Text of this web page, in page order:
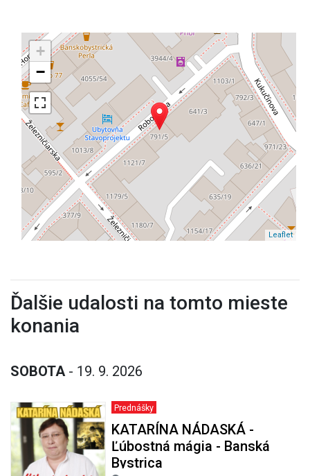
+
−
Leaflet
Ďalšie udalosti na tomto mieste
konania
SOBOTA - 19. 9. 2026
Prednášky
KATARÍNA NÁDASKÁ -
Ľúbostná mágia - Banská
Bystrica